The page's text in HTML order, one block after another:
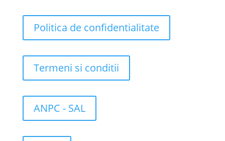
Politica de confidentialitate
Termeni si conditii
ANPC - SAL